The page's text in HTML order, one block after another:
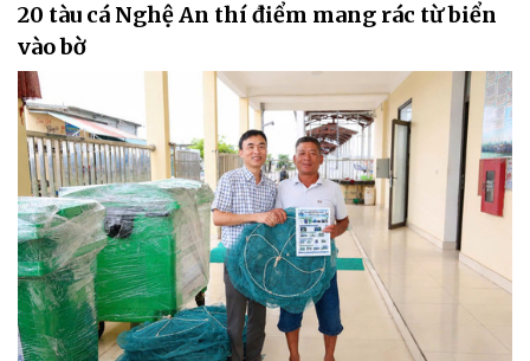
20 tàu cá Nghệ An thí điểm mang rác từ biển
vào bờ